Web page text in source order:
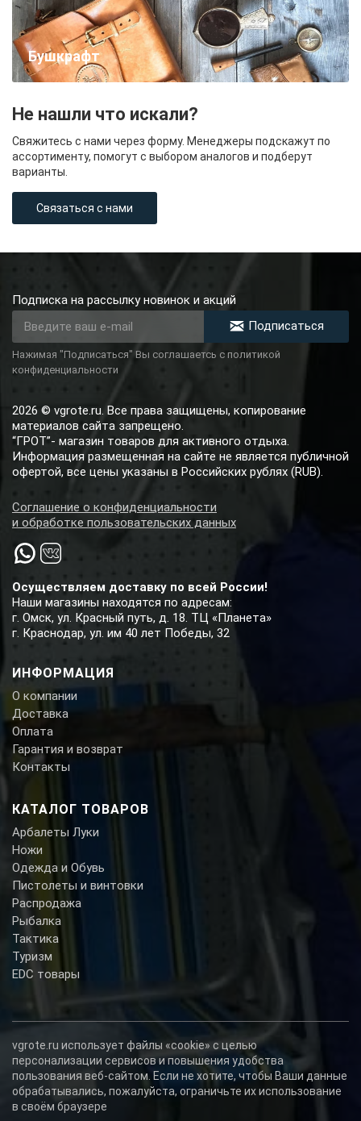
Бушкрафт
Не нашли что искали?
Свяжитесь с нами через форму. Менеджеры подскажут по
ассортименту, помогут с выбором аналогов и подберут
варианты.
Связаться с нами
Осуществляем доставку по всей России!
Наши магазины находятся по адресам:
г. Омск, ул. Красный путь, д. 18. ТЦ «Планета»
г. Краснодар, ул. им 40 лет Победы, 32
ИНФОРМАЦИЯ
О компании
Доставка
Оплата
Гарантия и возврат
Контакты
КАТАЛОГ ТОВАРОВ
Арбалеты Луки
Ножи
Одежда и Обувь
Пистолеты и винтовки
Распродажа
Рыбалка
Тактика
Туризм
EDC товары
Подписка на рассылку новинок и акций
Подписаться
Нажимая "Подписаться" Вы соглашаетсь с политикой
конфиденциальности
2026 © vgrote.ru. Все права защищены, копирование
материалов сайта запрещено.
“ГРОТ”- магазин товаров для активного отдыха.
Информация размещенная на сайте не является публичной
офертой, все цены указаны в Российских рублях (RUB).
Соглашение о конфиденциальности
и обработке пользовательских данных
vgrote.ru использует файлы «cookie» с целью
персонализации сервисов и повышения удобства
пользования веб-сайтом. Если не хотите, чтобы Ваши данные
обрабатывались, пожалуйста, ограничьте их использование
в своём браузере